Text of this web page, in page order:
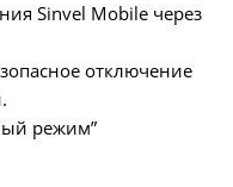
Sinvel Mobile через
отключение
режим”